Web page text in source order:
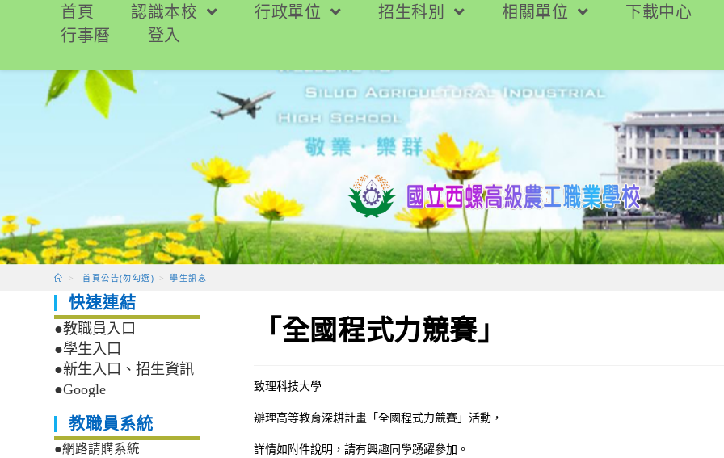
要
首頁 認識本校 行政單位 招生科別 相關單位
下載中心
行事曆
登入
> -首頁公告(勿勾選) > 學生訊息
「全國程式力競賽」
致理科技大學
辦理高等教育深耕計畫「全國程式力競賽」活動，
詳情如附件說明，請有興趣同學踴躍參加。
快速連結
●教職員入口
●學生入口
●新生入口、招生資訊
●Google
教職員系統
●網路請購系統